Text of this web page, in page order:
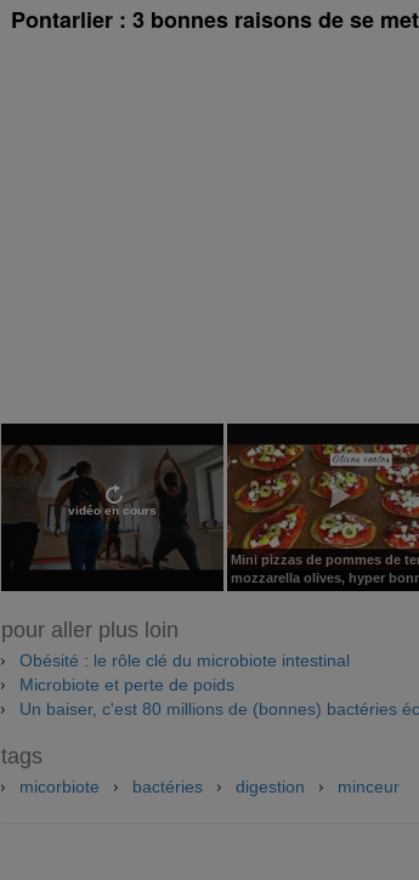
Pontarlier : 3 bonnes raisons de se
vidéo en cours
Mini pizzas de pommes de
mozzarella olives, hyper
pour aller plus loin
Obésité : le rôle clé du microbiote intestinal
Microbiote et perte de poids
Un baiser, c'est 80 millions de (bonnes) bactéries
tags
micorbiote bactéries digestion minceur